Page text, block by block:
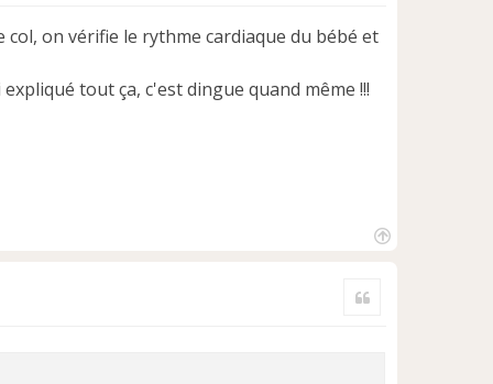
on vérifie le rythme cardiaque du bébé et
tout ça, c'est dingue quand même !!!